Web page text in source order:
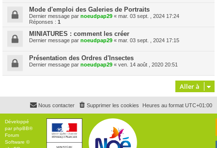
Mode d'emploi des Galeries de Portraits
Dernier message par noeudpap29 « mar. 03 sept. , 2024 17:24
Réponses : 1
MINIATURES : comment les créer
Dernier message par noeudpap29 « mar. 03 sept. , 2024 17:15
Présentation des Ordres d'Insectes
Dernier message par noeudpap29 « ven. 14 août , 2020 20:51
Aller à
Heures au format UTC+01:00
Supprimer les cookies
Nous contacter
Développé
parphpBB®
Forum
Software ©